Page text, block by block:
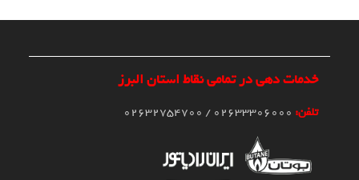
خدمات دهی در تمامی نقاط استان البرز
تلفن: